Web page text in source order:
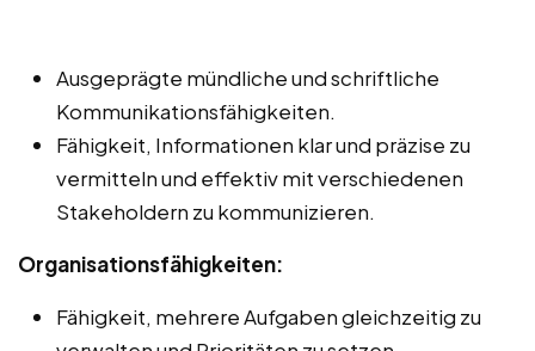
Ausgeprägte mündliche und schriftliche
Kommunikationsfähigkeiten.
Fähigkeit, Informationen klar und präzise zu
vermitteln und effektiv mit verschiedenen
Stakeholdern zu kommunizieren.
Organisationsfähigkeiten:
Fähigkeit, mehrere Aufgaben gleichzeitig zu